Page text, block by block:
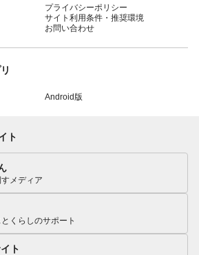
プライバシーポリシー
サイト利用条件・推奨環境
お問い合わせ
Android版
ト
メディア
くらしのサポート
ト